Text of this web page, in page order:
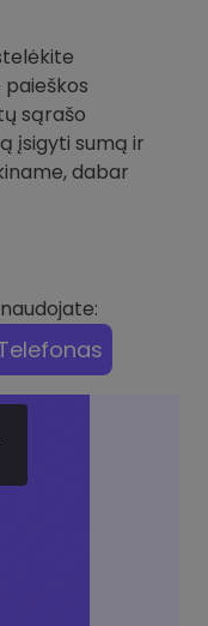
sąrašo
įsigyti sumą ir
dabar